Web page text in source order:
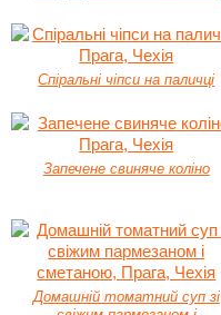
Спіральні чіпси на паличці
Запечене свиняче коліно
Домашній томатний суп зі